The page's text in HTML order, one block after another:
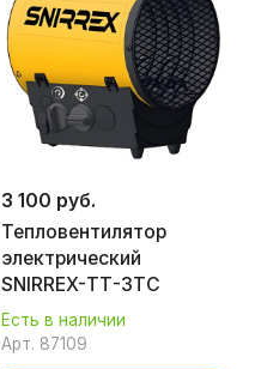
3 100 руб.
Тепловентилятор
электрический
SNIRREX-ТТ-3ТС
Есть в наличии
Арт. 87109